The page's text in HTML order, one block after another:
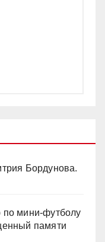
Бордунова.
мини-футболу
памяти